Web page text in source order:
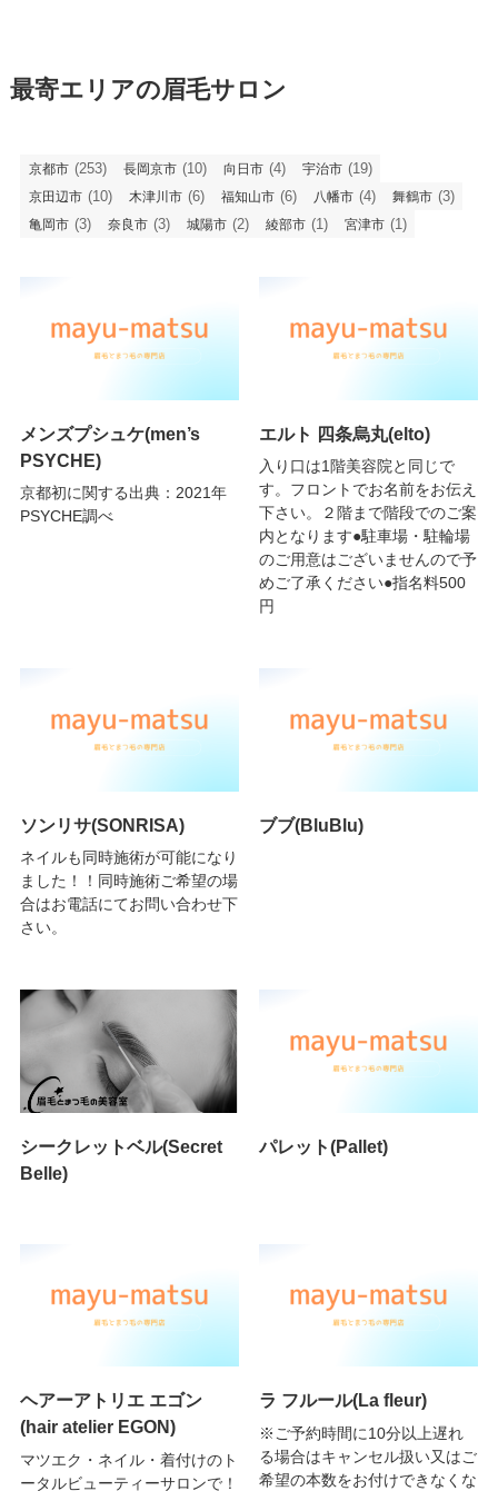
最寄エリアの眉毛サロン
京都市 (253) 長岡京市 (10) 向日市 (4) 宇治市 (19)
京田辺市 (10) 木津川市 (6) 福知山市 (6) 八幡市 (4) 舞鶴市 (3)
亀岡市 (3) 奈良市 (3) 城陽市 (2) 綾部市 (1) 宮津市 (1)
メンズプシュケ(men’s
PSYCHE)
京都初に関する出典：2021年
PSYCHE調べ
エルト 四条烏丸(elto)
入り口は1階美容院と同じで
す。フロントでお名前をお伝え
下さい。２階まで階段でのご案
内となります●駐車場・駐輪場
のご用意はございませんので予
めご了承ください●指名料500
円
ソンリサ(SONRISA)
ネイルも同時施術が可能になり
ました！！同時施術ご希望の場
合はお電話にてお問い合わせ下
さい。
ブブ(BluBlu)
シークレットベル(Secret
Belle)
パレット(Pallet)
ヘアーアトリエ エゴン
(hair atelier EGON)
マツエク・ネイル・着付けのト
ータルビューティーサロンで！
ラ フルール(La fleur)
※ご予約時間に10分以上遅れ
る場合はキャンセル扱い又はご
希望の本数をお付けできなくな